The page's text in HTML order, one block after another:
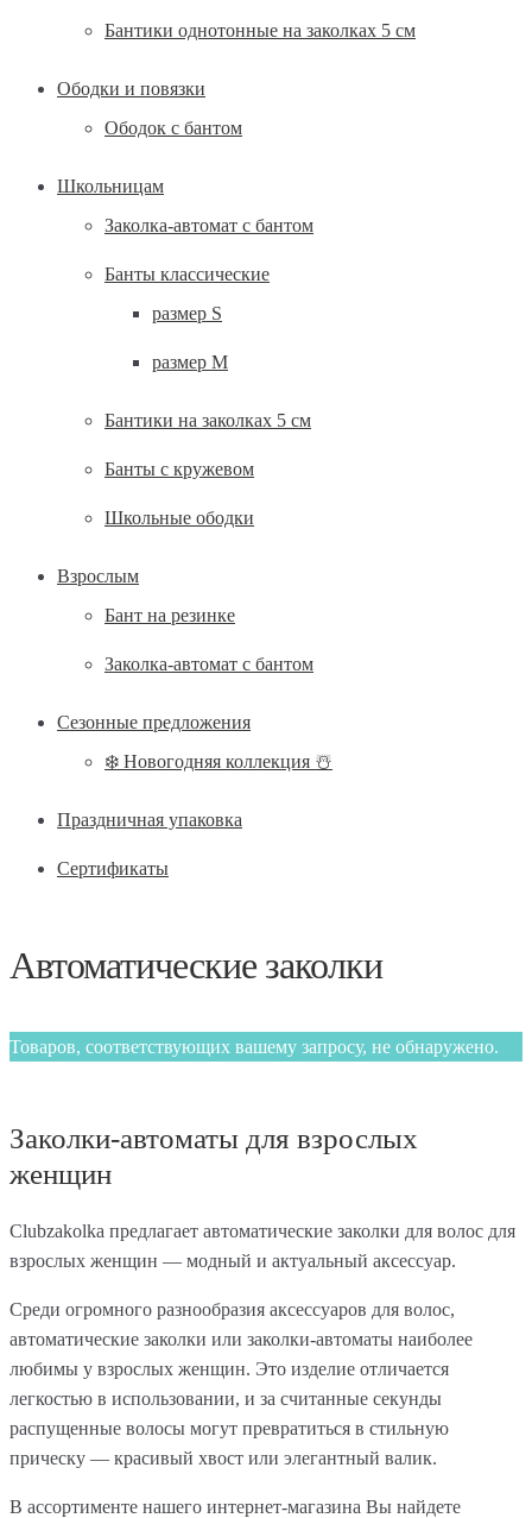
Бантики однотонные на заколках 5 см
Ободки и повязки
Ободок с бантом
Школьницам
Заколка-автомат с бантом
Банты классические
размер S
размер М
Бантики на заколках 5 см
Банты с кружевом
Школьные ободки
Взрослым
Бант на резинке
Заколка-автомат с бантом
Сезонные предложения
❄️ Новогодняя коллекция ☃️
Праздничная упаковка
Сертификаты
Автоматические заколки
Товаров, соответствующих вашему запросу, не обнаружено.
Заколки-автоматы для взрослых
женщин
Clubzakolka предлагает автоматические заколки для волос для
взрослых женщин — модный и актуальный аксессуар.
Среди огромного разнообразия аксессуаров для волос,
автоматические заколки или заколки-автоматы наиболее
любимы у взрослых женщин. Это изделие отличается
легкостью в использовании, и за считанные секунды
распущенные волосы могут превратиться в стильную
прическу — красивый хвост или элегантный валик.
В ассортименте нашего интернет-магазина Вы найдете